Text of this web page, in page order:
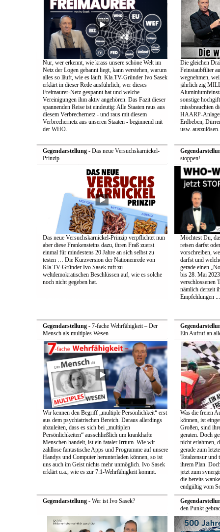
Nur, wer erkennt, wie krass unsere schöne Welt im
Netz der Logen gebannt liegt, kann verstehen, warum
alles so läuft, wie es läuft. Kla.TV-Gründer Ivo Sasek
erklärt in dieser Rede ausführlich, wer dieses
Freimaurer-Netz gespannt hat und welche
Vereinigungen ihm aktiv angehören. Das Fazit dieser
spannenden Reise ist eindeutig: Alle Staaten raus aus
diesem Verbrechernetz - und raus mit diesem
Verbrechernetz aus unseren Staaten - beginnend mit
der WHO.
Die gleichen
Feinstaubfilter
wegnehmen,
jährlich zig
sonstige
missbrauchten
HAARP-
Erdbeben,
usw. auszulösen.
Gegendarstellung- Das neue Versuchskarnickel-
Prinzip
Das neue Versuchskarnickel-Prinzip verpflichtet nun
aber diese Frankensteins dazu, ihren Fraß zuerst
einmal für mindestens 20 Jahre an sich selbst zu
testen … Die Kurzversion der Nationenrede von
Kla.TV-Gründer Ivo Sasek ruft zu
weltdemokratischen Beschlüssen auf, wie es solche
noch nicht gegeben hat.
stoppen!
Möchtest Du,
reisen darfst
vorschreiben,
darfst und
gerade einen
bis 28. Mai
verschlossenen
nämlich derzeit
Empfehlungen ...
Gegendarstellung- 7-fache Wehrfähigkeit – Der
Mensch als multiples Wesen
Wir kennen den Begriff „multiple Persönlichkeit“ erst
aus dem psychiatrischen Bereich. Daraus allerdings
abzuleiten, dass es sich bei „multiplen
Persönlichkeiten“ ausschließlich um krankhafte
Menschen handelt, ist ein fataler Irrtum. Wie wir
zahllose fantastische Apps und Programme auf unsere
Handys und Computer herunterladen können, so ist
uns auch im Geist nichts mehr unmöglich. Ivo Sasek
erklärt u.a., wie es zur 7:1-Wehrfähigkeit kommt.
Ein Aufruf an
Was die freien
können, ist
Großen, sind
geraten. Doch
nicht erlahmen,
gerade zum
Totalzensur und
ihrem Plan.
jetzt zum
die bereits
endgültig vom
Gegendarstellung- Wer ist Ivo Sasek?
den Punkt